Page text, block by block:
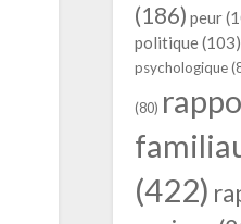
(186) peur
politique(103)
psychologique
(80)
(422)